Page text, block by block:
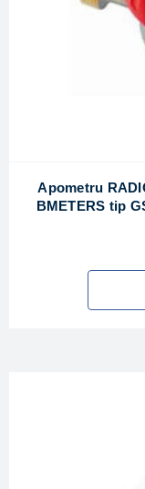
Apometru
BMETERS tip